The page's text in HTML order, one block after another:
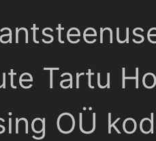
Tartu
OÜ